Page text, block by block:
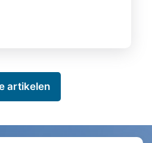
artikelen